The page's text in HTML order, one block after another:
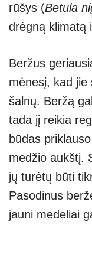
rūšys (Betula
drėgną klimatą
Beržus
mėnesį, kad jie
šalnų. Beržą
tada jį reikia
būdas
medžio aukštį.
jų turėtų būti
Pasodinus
jauni medeliai